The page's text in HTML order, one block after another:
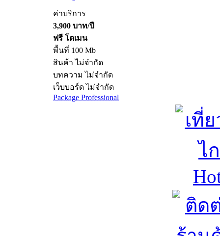
ค่าบริการ
3,900 บาท/ปี
ฟรี โดเมน
พื้นที่ 100 Mb
สินค้า ไม่จำกัด
บทความ ไม่จำกัด
เว็บบอร์ด ไม่จำกัด
Package Professional